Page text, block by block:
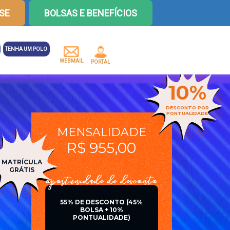
BOLSAS E BENEFÍCIOS
TENHA UM POLO
WEBMAIL PORTAL
MATRÍCULA
GRÁTIS
10%
DESCONTO POR
PONTUALIDADE
MENSALIDADE
R$ 955,00
55% DE DESCONTO (45%
BOLSA + 10%
PONTUALIDADE)